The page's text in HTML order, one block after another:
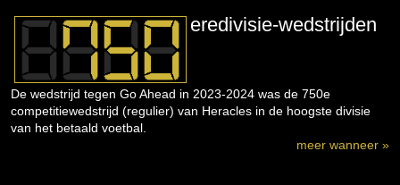
eredivisie-wedstrijden
De wedstrijd tegen Go Ahead in 2023-2024 was de 750e
competitiewedstrijd (regulier) van Heracles in de hoogste divisie
van het betaald voetbal.
meer wanneer »